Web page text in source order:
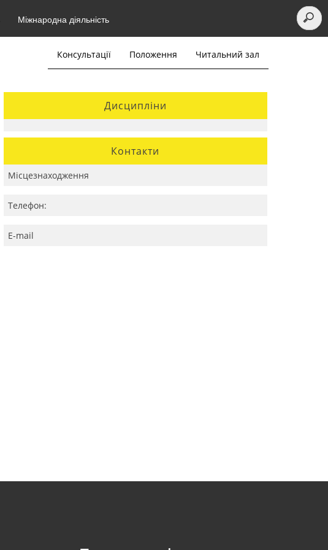
Міжнародна діяльність
Консультації Положення Читальний зал
Дисципліни
Контакти
Місцезнаходження
Телефон:
E-mail